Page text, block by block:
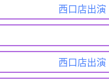
西口店出演
西口店出演